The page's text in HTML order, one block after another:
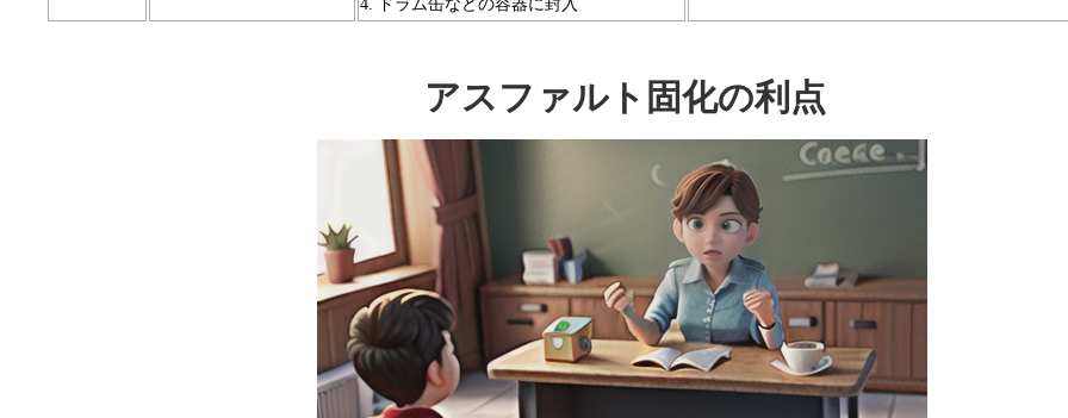
4. ドラム缶などの容器に封入
アスファルト固化の利点